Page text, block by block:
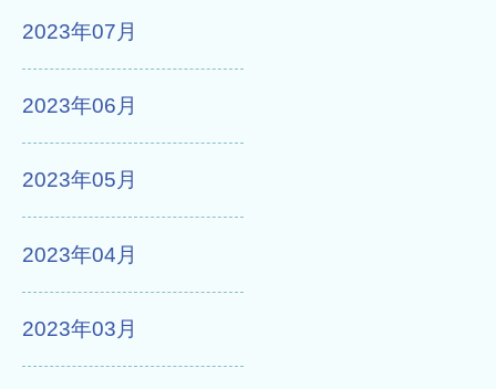
2023年07月
2023年06月
2023年05月
2023年04月
2023年03月